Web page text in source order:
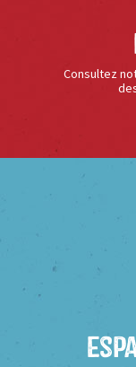
Consultez